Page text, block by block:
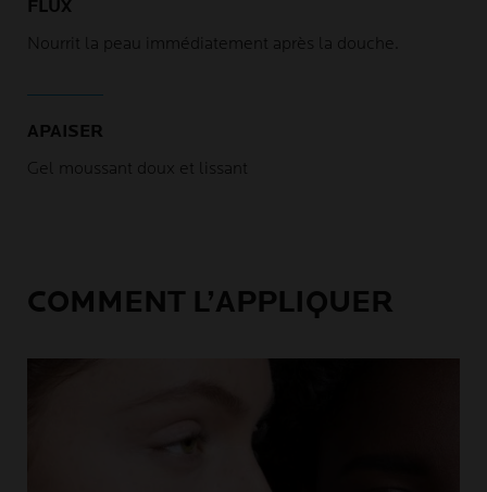
FLUX
Nourrit la peau immédiatement après la douche.
APAISER
Gel moussant doux et lissant
COMMENT L’APPLIQUER